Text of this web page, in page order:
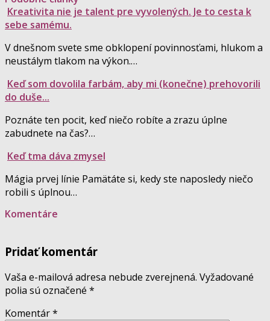
Kreativita nie je talent pre vyvolených. Je to cesta k
sebe samému.
V dnešnom svete sme obklopení povinnosťami, hlukom a
neustálym tlakom na výkon.…
Keď som dovolila farbám, aby mi (konečne) prehovorili
do duše...
Poznáte ten pocit, keď niečo robíte a zrazu úplne
zabudnete na čas?…
Keď tma dáva zmysel
Mágia prvej línie Pamätáte si, kedy ste naposledy niečo
robili s úplnou…
Komentáre
Pridať komentár
Vaša e-mailová adresa nebude zverejnená. Vyžadované
polia sú označené *
Komentár*